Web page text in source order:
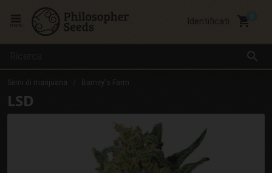
search
Identificati local_grocery_store
Semi di marijuana Barney's Farm
LSD